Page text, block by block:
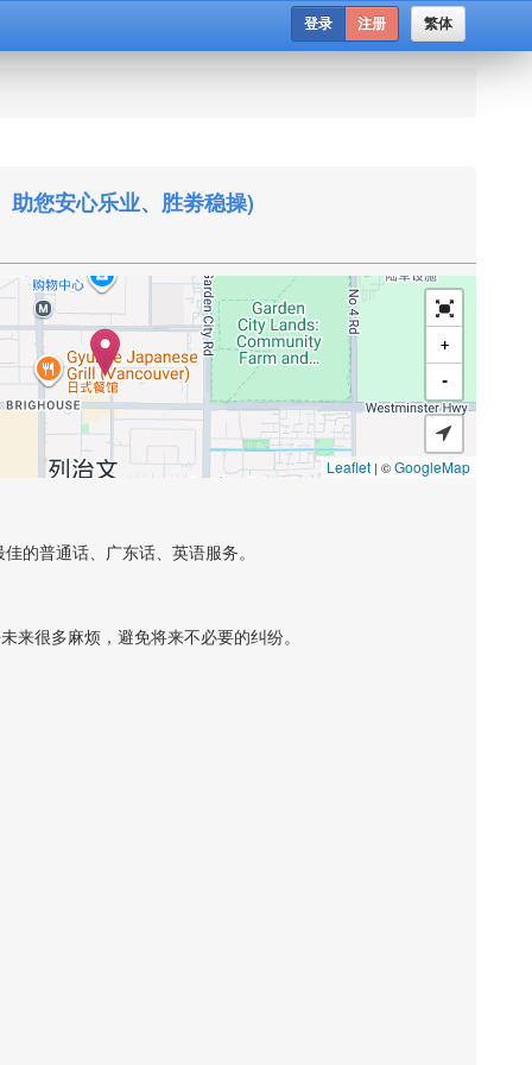
繁体
登录 注册
您安心乐业、胜劵稳操)
+
-
Leaflet| ©GoogleMap
的普通话、广东话、英语服务。
来很多麻烦，避免将来不必要的纠纷。